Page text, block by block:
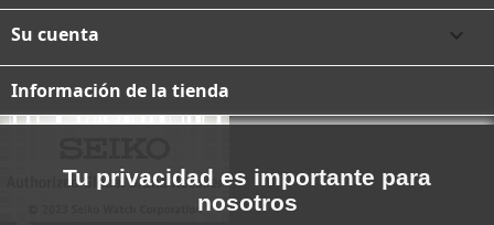
Su cuenta 
Información de la tienda
Tu privacidad es importante para
nosotros